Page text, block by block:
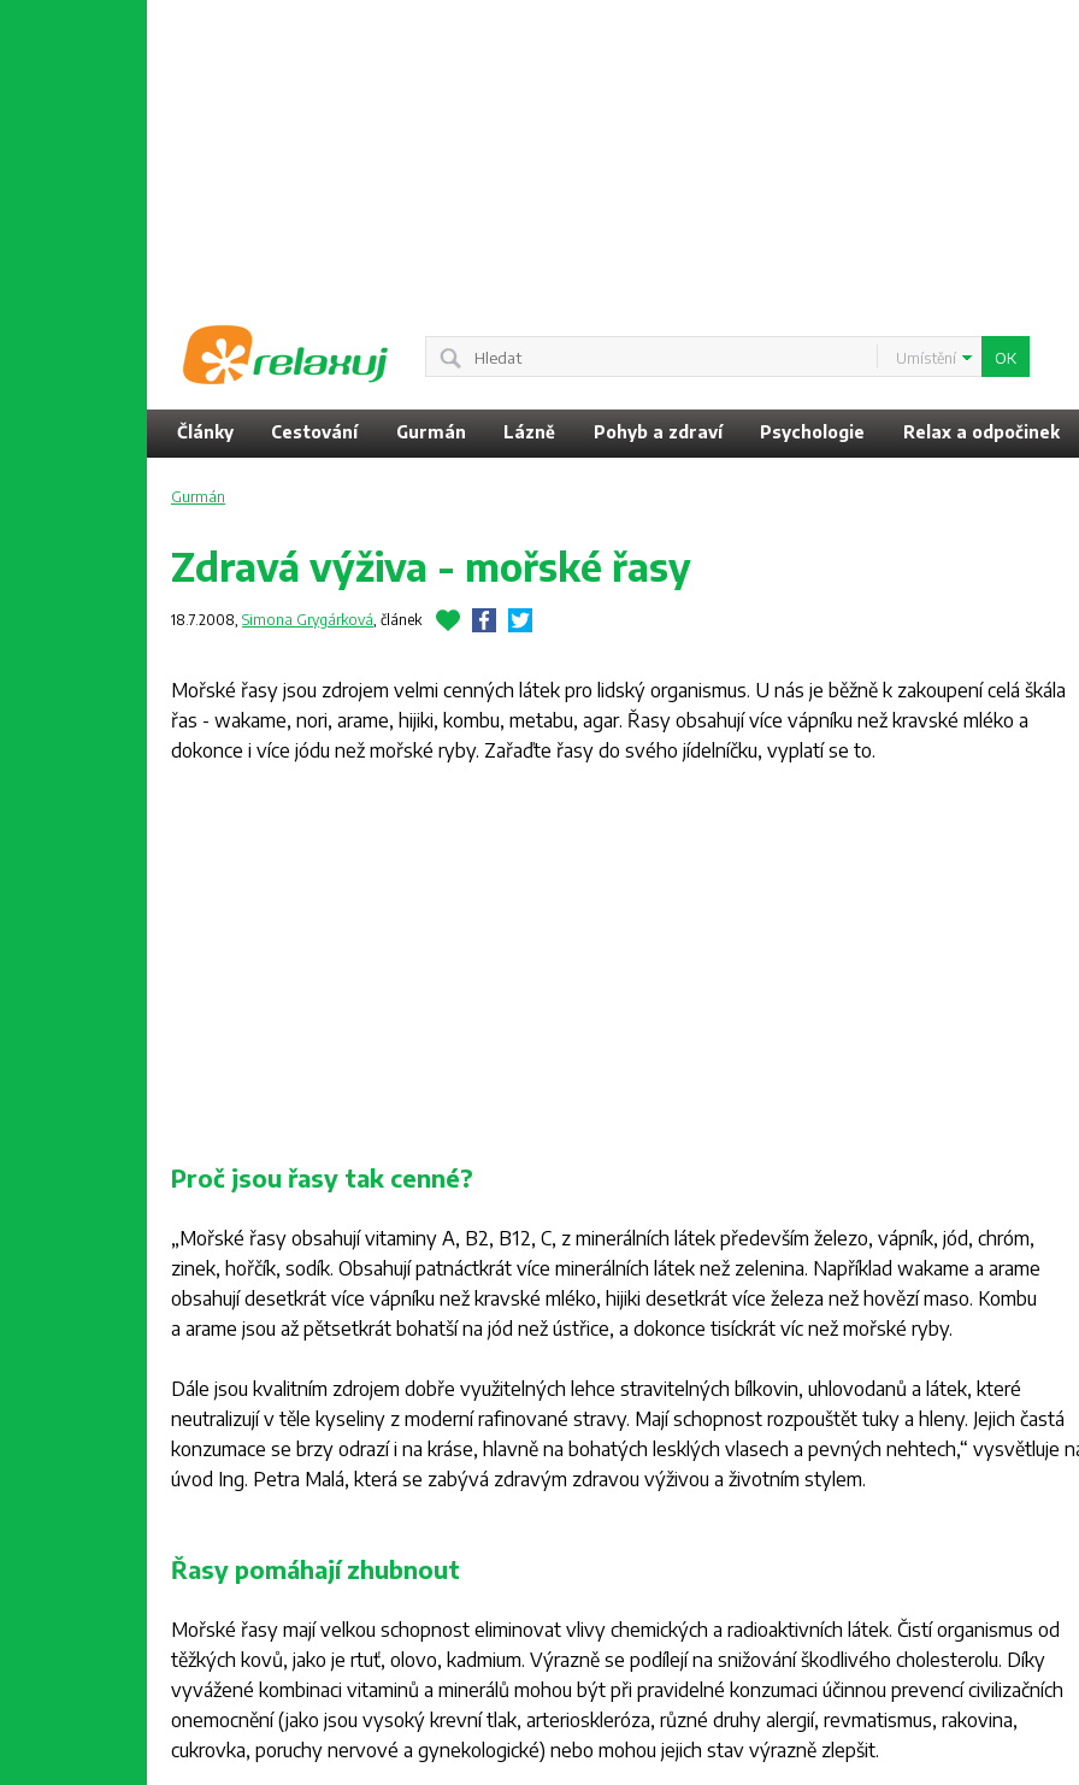
Umístění
Články Cestování Gurmán Lázně Pohyb a zdraví Psychologie Relax a odpočinek
Gurmán
Zdravá výživa - mořské řasy
18.7.2008, Simona Grygárková, článek
Mořské řasy jsou zdrojem velmi cenných látek pro lidský organismus. U nás je běžně k zakoupení celá škála
řas - wakame, nori, arame, hijiki, kombu, metabu, agar. Řasy obsahují více vápníku než kravské mléko a
dokonce i více jódu než mořské ryby. Zařaďte řasy do svého jídelníčku, vyplatí se to.
Proč jsou řasy tak cenné?
„Mořské řasy obsahují vitaminy A, B2, B12, C, z minerálních látek především železo, vápník, jód, chróm,
zinek, hořčík, sodík. Obsahují patnáctkrát více minerálních látek než zelenina. Například wakame a arame
obsahují desetkrát více vápníku než kravské mléko, hijiki desetkrát více železa než hovězí maso. Kombu
a arame jsou až pětsetkrát bohatší na jód než ústřice, a dokonce tisíckrát víc než mořské ryby.
Dále jsou kvalitním zdrojem dobře využitelných lehce stravitelných bílkovin, uhlovodanů a látek, které
neutralizují v těle kyseliny z moderní rafinované stravy. Mají schopnost rozpouštět tuky a hleny. Jejich častá
konzumace se brzy odrazí i na kráse, hlavně na bohatých lesklých vlasech a pevných nehtech,“ vysvětluje
úvod Ing. Petra Malá, která se zabývá zdravým zdravou výživou a životním stylem.
Řasy pomáhají zhubnout
Mořské řasy mají velkou schopnost eliminovat vlivy chemických a radioaktivních látek. Čistí organismus od
těžkých kovů, jako je rtuť, olovo, kadmium. Výrazně se podílejí na snižování škodlivého cholesterolu. Díky
vyvážené kombinaci vitaminů a minerálů mohou být při pravidelné konzumaci účinnou prevencí civilizačních
onemocnění (jako jsou vysoký krevní tlak, arterioskleróza, různé druhy alergií, revmatismus, rakovina,
cukrovka, poruchy nervové a gynekologické) nebo mohou jejich stav výrazně zlepšit.